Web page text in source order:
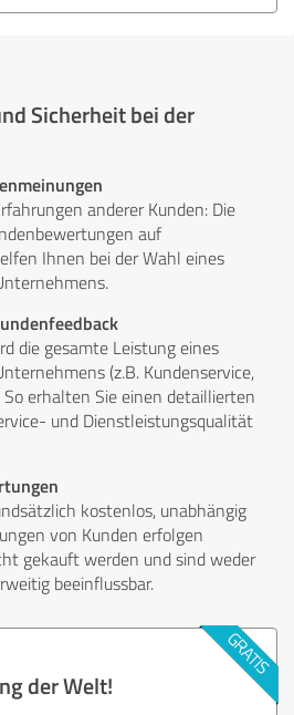
Sicherheit bei der
anderer Kunden: Die
auf
Ihnen bei der Wahl eines
die gesamte Leistung eines
(z.B. Kundenservice,
erhalten Sie einen detaillierten
und Dienstleistungsqualität
kostenlos, unabhängig
von Kunden erfolgen
gekauft werden und sind weder
beeinflussbar.
der Welt!